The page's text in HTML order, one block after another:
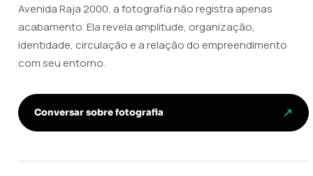
Avenida Raja 2000, a fotografia não registra apenas
acabamento. Ela revela amplitude, organização,
identidade, circulação e a relação do empreendimento
com seu entorno.
Conversar sobre fotografia